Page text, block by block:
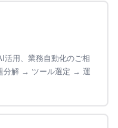
活用、業務自動化のご相
分解 → ツール選定 → 運